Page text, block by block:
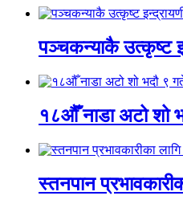
पञ्चकन्याकै उत्कृष्ट
१८औँ नाडा अटो शो
स्तनपान